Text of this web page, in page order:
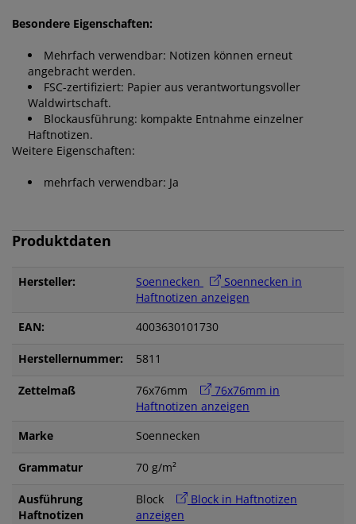
Besondere Eigenschaften:
Mehrfach verwendbar: Notizen können erneut
angebracht werden.
FSC-zertifiziert: Papier aus verantwortungsvoller
Waldwirtschaft.
Blockausführung: kompakte Entnahme einzelner
Haftnotizen.
Weitere Eigenschaften:
mehrfach verwendbar: Ja
Produktdaten
Hersteller: Soennecken
Soennecken in
Haftnotizen anzeigen
EAN:
4003630101730
Herstellernummer: 5811
Zettelmaß 76x76mm
76x76mm in
Haftnotizen anzeigen
Marke
Soennecken
Grammatur 70 g/m²
Ausführung
Haftnotizen
Block
Block in Haftnotizen
anzeigen